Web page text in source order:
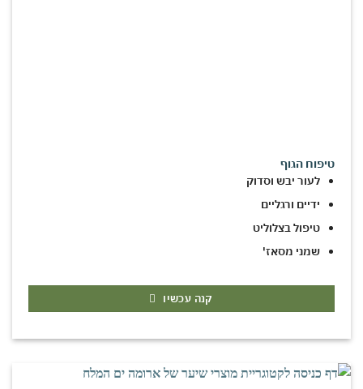
טיפוח הגוף
לעור יבש וסדוק
ידיים ורגליים
טיפול בצלוליט
שמני מסאז'
קנה עכשיו